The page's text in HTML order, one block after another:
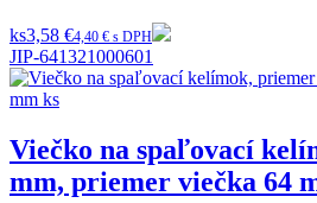
ks3,58 €4,40 € s DPH
JIP-641321000601
Viečko na spaľovací
mm, priemer viečka 64